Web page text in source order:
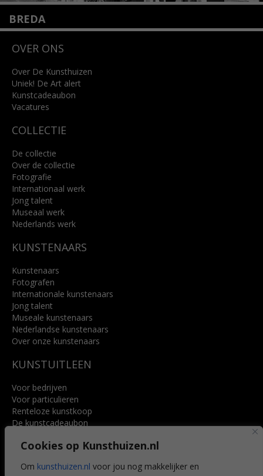
Cookies op Kunsthuizen.nl
Om kunsthuizen.nl voor jou nog makkelijker en
BREDA
4818 SB Breda
info@kunsthuisbreda.nl
Lees meer
OVER ONS
Over De Kunsthuizen
Uniek! De Art alert
Kunstcadeaubon
Vacatures
COLLECTIE
De collectie
Over de collectie
Fotografie
Internationaal werk
Jong talent
Museaal werk
Nederlands werk
KUNSTENAARS
Kunstenaars
Fotografen
Internationale kunstenaars
Jong talent
Museale kunstenaars
Nederlandse kunstenaars
Over onze kunstenaars
KUNSTUITLEEN
Voor bedrijven
Voor particulieren
Renteloze kunstkoop
De kunstcadeaubon
Voordelen
Veelgestelde vragen